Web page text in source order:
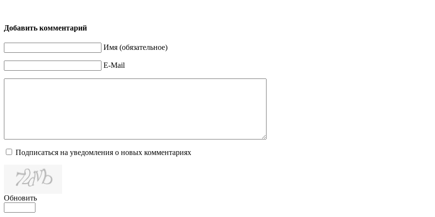
Добавить комментарий
Имя (обязательное)
E-Mail
Подписаться на уведомления о новых комментариях
Обновить